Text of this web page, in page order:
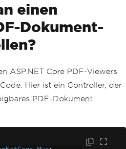
einen
Dokument-
ASP.NET Core PDF-Viewers
Hier ist ein Controller, der
PDF-Dokument